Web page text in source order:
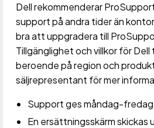
Dell rekommenderar
support på andra tider än
bra att uppgradera till
Tillgänglighet och villkor för
beroende på region och
säljrepresentant för mer
Support ges måndag-
En ersättningsskärm skickas